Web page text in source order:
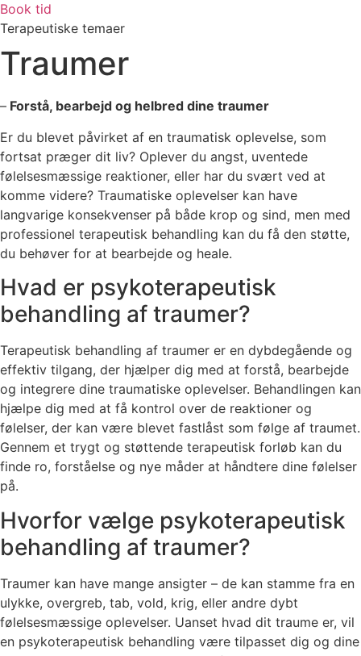
Book tid
Terapeutiske temaer
Traumer
– Forstå, bearbejd og helbred dine traumer
Er du blevet påvirket af en traumatisk oplevelse, som
fortsat præger dit liv? Oplever du angst, uventede
følelsesmæssige reaktioner, eller har du svært ved at
komme videre? Traumatiske oplevelser kan have
langvarige konsekvenser på både krop og sind, men med
professionel terapeutisk behandling kan du få den støtte,
du behøver for at bearbejde og heale.
Hvad er psykoterapeutisk
behandling af traumer?
Terapeutisk behandling af traumer er en dybdegående og
effektiv tilgang, der hjælper dig med at forstå, bearbejde
og integrere dine traumatiske oplevelser. Behandlingen kan
hjælpe dig med at få kontrol over de reaktioner og
følelser, der kan være blevet fastlåst som følge af traumet.
Gennem et trygt og støttende terapeutisk forløb kan du
finde ro, forståelse og nye måder at håndtere dine følelser
på.
Hvorfor vælge psykoterapeutisk
behandling af traumer?
Traumer kan have mange ansigter – de kan stamme fra en
ulykke, overgreb, tab, vold, krig, eller andre dybt
følelsesmæssige oplevelser. Uanset hvad dit traume er, vil
en psykoterapeutisk behandling være tilpasset dig og dine